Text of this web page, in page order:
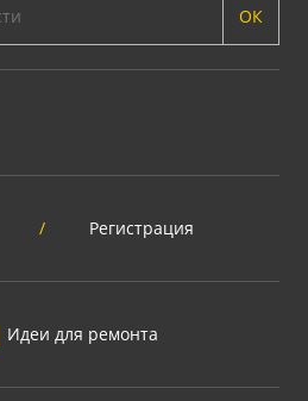
ОК
/ Регистрация
Идеи для ремонта